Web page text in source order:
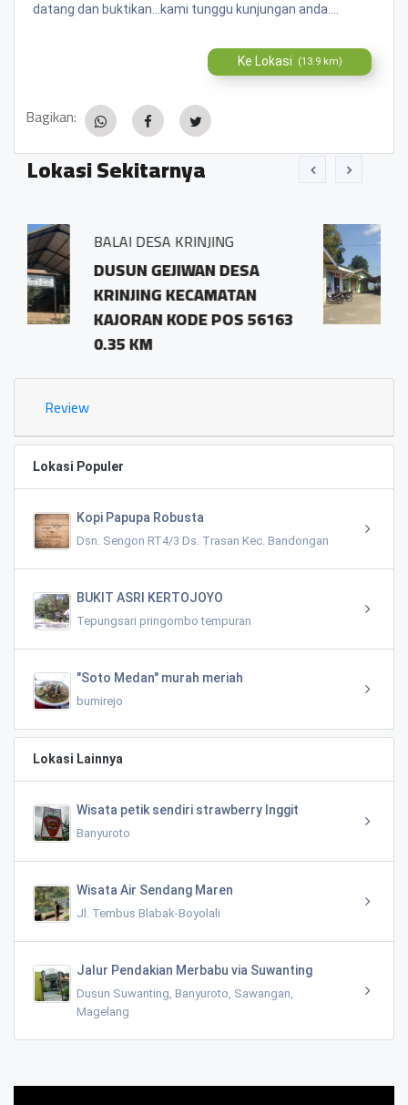
datang dan buktikan...kami tunggu kunjungan anda....
Ke Lokasi (13.9 km)
Bagikan:
Lokasi Sekitarnya
DESA
POS 56163
BALAI DESA
Sidosari Rt/Rw 01/
pringombo
magelang.56161
Review
Lokasi Populer
Kopi Papupa Robusta
Dsn. Sengon RT4/3 Ds. Trasan Kec. Bandongan
BUKIT ASRI KERTOJOYO
Tepungsari pringombo tempuran
"Soto Medan" murah meriah
bumirejo
Lokasi Lainnya
Wisata petik sendiri strawberry Inggit
Banyuroto
Wisata Air Sendang Maren
Jl. Tembus Blabak-Boyolali
Jalur Pendakian Merbabu via Suwanting
Dusun Suwanting, Banyuroto, Sawangan,
Magelang